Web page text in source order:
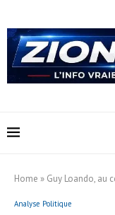
Home » Guy Loando, au
Analyse Politique